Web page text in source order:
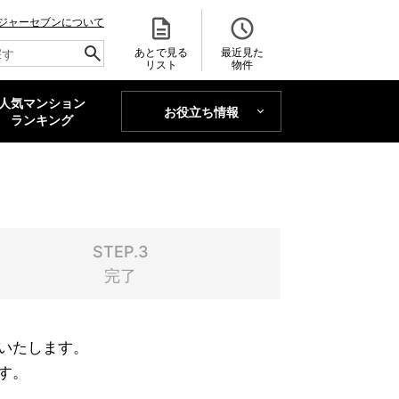
ャーセブンについて
あとで見る
リスト
最近見た
物件
気マンション
ランキング
お役立ち情報
MAJOR'S BLOG
STEP.3
完了
たします。
。